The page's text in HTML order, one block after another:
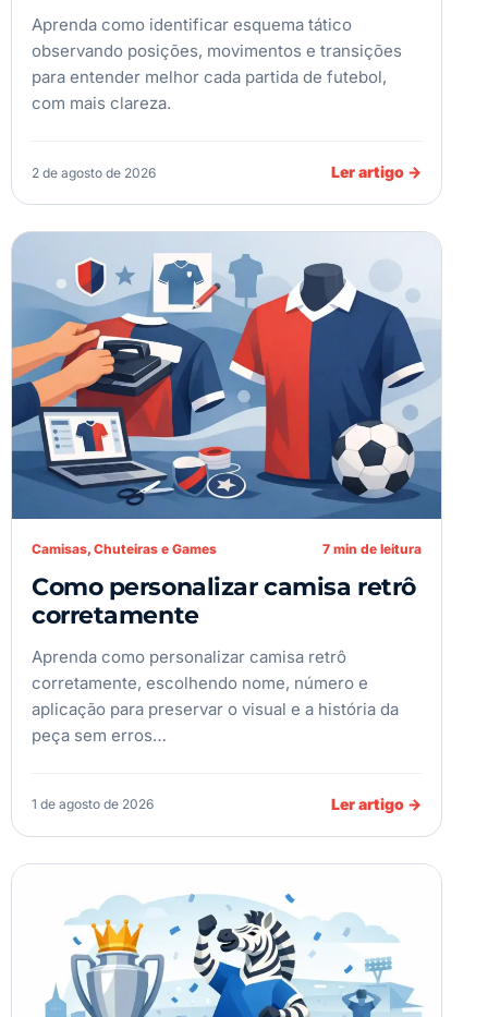
Aprenda como identificar esquema tático
observando posições, movimentos e transições
para entender melhor cada partida de futebol,
com mais clareza.
2 de agosto de 2026 Ler artigo →
Camisas, Chuteiras e Games 7 min de leitura
Como personalizar camisa retrô
corretamente
Aprenda como personalizar camisa retrô
corretamente, escolhendo nome, número e
aplicação para preservar o visual e a história da
peça sem erros…
1 de agosto de 2026 Ler artigo →